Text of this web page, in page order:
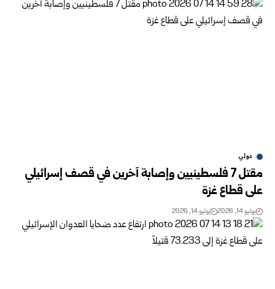
دولي
مقتل 7 فلسطينيين وإصابة آخرين في قصف إسرائيلي
على قطاع غزة ‏
يوليو 14, 2026 يوليو 14, 2026